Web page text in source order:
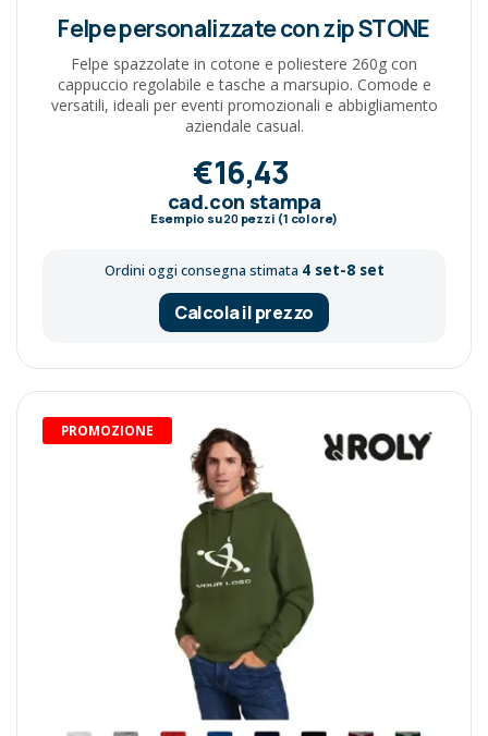
Felpe personalizzate con zip STONE
Felpe spazzolate in cotone e poliestere 260g con
cappuccio regolabile e tasche a marsupio. Comode e
versatili, ideali per eventi promozionali e abbigliamento
aziendale casual.
€16,43
cad.con stampa
Esempio su20pezzi (1 colore)
Ordini oggi consegna stimata 4 set-8 set
Calcola il prezzo
PROMOZIONE